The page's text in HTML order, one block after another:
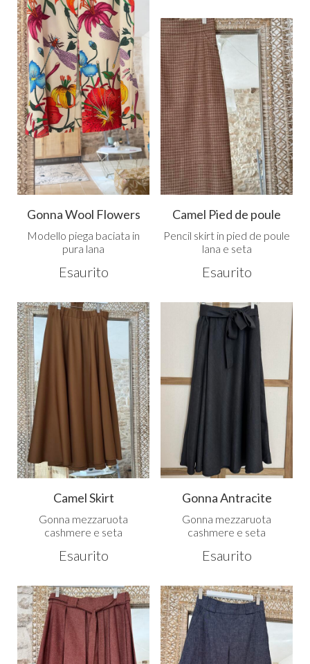
Gonna Wool Flowers
Modello piega baciata in
pura lana
Esaurito
Camel Pied de poule
Pencil skirt in pied de poule
lana e seta
Esaurito
Camel Skirt
Gonna mezzaruota
cashmere e seta
Esaurito
Gonna Antracite
Gonna mezzaruota
cashmere e seta
Esaurito